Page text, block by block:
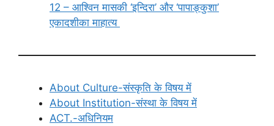
12 – आश्विन मासकी ‘इन्दिरा’ और ‘पापाङ्कुशा’
एकादशीका माहात्य
About Culture-संस्कृति के विषय में
About Institution-संस्था के विषय में
ACT.-अधिनियम